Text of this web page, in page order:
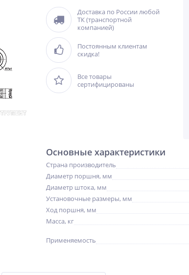
Доставка по России любой
ТК (транспортной
компанией)
Постоянным клиентам
скидка!
Все товары
сертифицированы
Основные характеристики
Страна производитель
Диаметр поршня, мм
Диаметр штока, мм
Установочные размеры, мм
Ход поршня, мм
Масса, кг
Применяемость